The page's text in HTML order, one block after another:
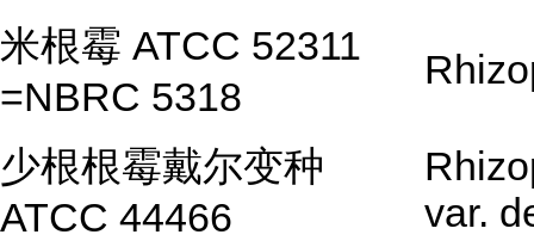
米根霉 ATCC 52311
=NBRC 5318
少根根霉戴尔变种
ATCC 44466
var.